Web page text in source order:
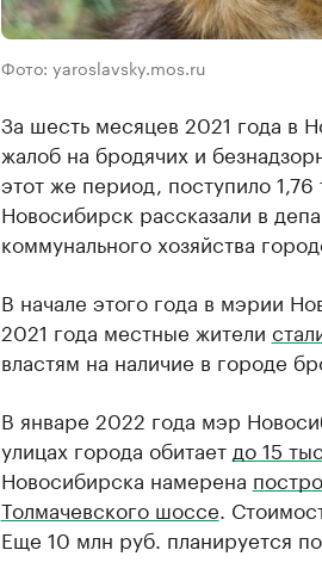
Фото: yaroslavsky.mos.ru
За шесть месяцев 2021 года в
жалоб на бродячих и
этот же период, поступило
Новосибирск рассказали в
коммунального хозяйства
В начале этого года в мэрии
2021 года местные жители
властям на наличие в городе
В январе 2022 года мэр
улицах города обитает до 15
Новосибирска намерена
Толмачевского шоссе .
Еще 10 млн руб. планируется